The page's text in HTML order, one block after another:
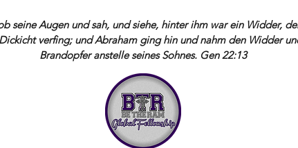
seine Augen und sah, und siehe, hinter ihm war ein Widder,
verfing; und Abraham ging hin und nahm den Widder
Brandopfer anstelle seines Sohnes. Gen 22:13